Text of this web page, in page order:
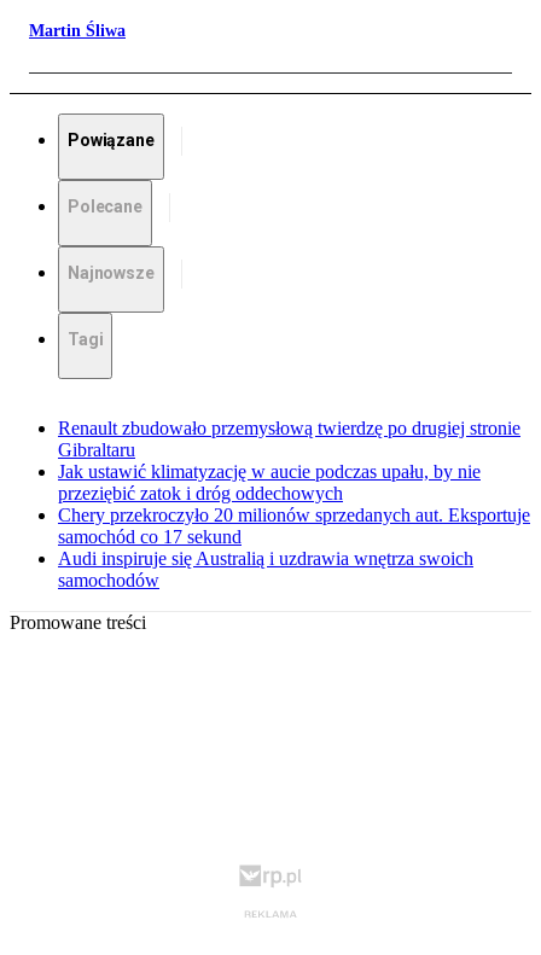
Martin Śliwa
Powiązane
Polecane
Najnowsze
Tagi
Renault zbudowało przemysłową twierdzę po drugiej stronie
Gibraltaru
Jak ustawić klimatyzację w aucie podczas upału, by nie
przeziębić zatok i dróg oddechowych
Chery przekroczyło 20 milionów sprzedanych aut. Eksportuje
samochód co 17 sekund
Audi inspiruje się Australią i uzdrawia wnętrza swoich
samochodów
Promowane treści